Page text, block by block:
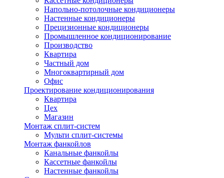
Напольно-потолочные кондиционеры
Настенные кондиционеры
Прецизионные кондиционеры
Промышленное кондиционирование
Производство
Квартира
Частный дом
Многоквартирный дом
Офис
Проектирование кондиционирования
Квартира
Цех
Магазин
Монтаж сплит-систем
Мульти сплит-системы
Монтаж фанкойлов
Канальные фанкойлы
Кассетные фанкойлы
Настенные фанкойлы